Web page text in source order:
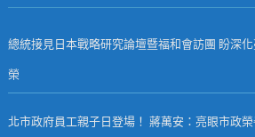
總統接見日本戰略研究論壇暨福和會訪團 盼深
榮
北市政府員工親子日登場！ 蔣萬安：亮眼市政